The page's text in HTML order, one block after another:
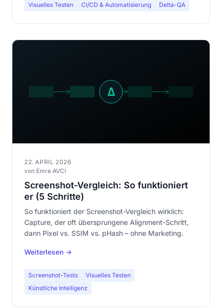
Visuelles Testen CI/CD & Automatisierung Delta-QA
22. APRIL 2026
von Emre AVCI
Screenshot-Vergleich: So funktioniert
er (5 Schritte)
So funktioniert der Screenshot-Vergleich wirklich:
Capture, der oft übersprungene Alignment-Schritt,
dann Pixel vs. SSIM vs. pHash – ohne Marketing.
Weiterlesen →
Screenshot-Tests
Visuelles Testen
Künstliche Intelligenz